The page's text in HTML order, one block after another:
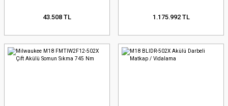
43.508 TL 1.175.992 TL